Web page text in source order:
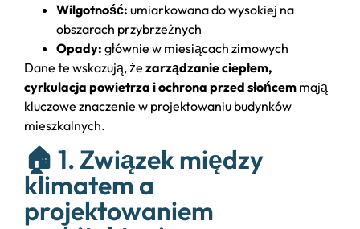
Wilgotność: umiarkowana do wysokiej na
obszarach przybrzeżnych
Opady: głównie w miesiącach zimowych
Dane te wskazują, że zarządzanie ciepłem,
cyrkulacja powietrza i ochrona przed słońcem mają
kluczowe znaczenie w projektowaniu budynków
mieszkalnych.
🏠 1. Związek między
klimatem a
projektowaniem